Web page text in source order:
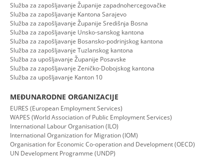
Služba za zapošljavanje Županije zapadnohercegovačke
Služba za zapošljavanje Kantona Sarajevo
Služba za zapošljavanje Županije Središnja Bosna
Služba za zapošljavanje Unsko-sanskog kantona
Služba za zapošljavanje Bosansko-podrinjskog kantona
Služba za zapošljavanje Tuzlanskog kantona
Služba za upošljavanje Županije Posavske
Služba za zapošljavanje Zeničko-Dobojskog kantona
Služba za upošljavanje Kanton 10
MEĐUNARODNE ORGANIZACIJE
EURES (European Employment Services)
WAPES (World Association of Public Employment Services)
International Labour Organisation (ILO)
International Organization for Migration (IOM)
Organisation for Economic Co-operation and Development (OECD)
UN Development Programme (UNDP)